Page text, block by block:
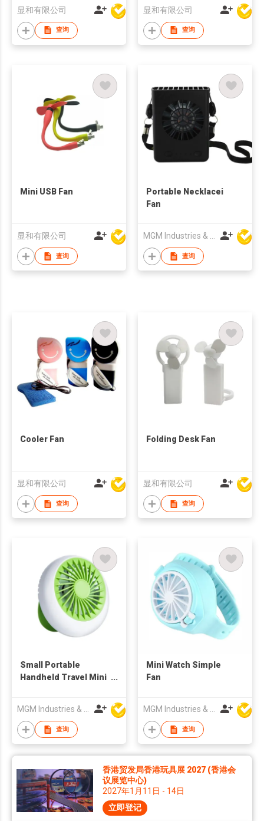
显和有限公司
查询
显和有限公司
查询
Mini USB Fan
显和有限公司
查询
Portable Necklacei
Fan
查询
Cooler Fan
显和有限公司
查询
Folding Desk Fan
显和有限公司
查询
Small Portable
Handheld Travel Mini
MGM Industries & Company
查询
Mini Watch Simple
Fan
MGM Industries & Company
查询
香港贸发局香港玩具展 2027 (香港会
议展览中心)
2027年1月11日 - 14日
立即登记